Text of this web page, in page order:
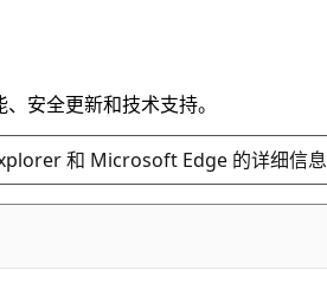
安全更新和技术支持。
和 Microsoft Edge 的详细信息